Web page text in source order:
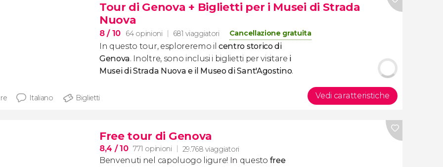
Tour di Genova + Biglietti per i Musei di Strada
Nuova
8/ 10 64 opinioni 681 viaggiatori Cancellazione gratuita
In questo tour, esploreremo ilcentro storico di
Genova. Inoltre, sono inclusi i biglietti per visitare i
Musei di Strada Nuova e il Museo di Sant'Agostino.
Italiano Biglietti Vedi caratteristiche
Free tour di Genova
8,4 / 10 771 opinioni 29.768 viaggiatori
Benvenuti nel capoluogo ligure! In questo free